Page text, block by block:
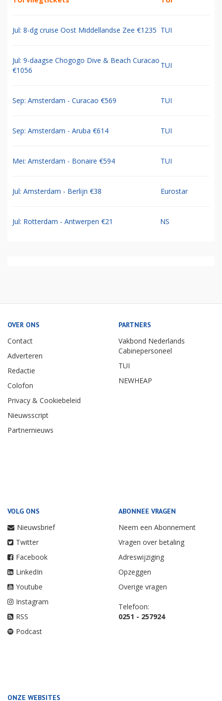
Jul: 8-dg cruise Oost Middellandse Zee €1235 TUI
Jul: 9-daagse Chogogo Dive & Beach Curacao
€1056
TUI
Sep: Amsterdam - Curacao €569 TUI
Sep: Amsterdam - Aruba €614 TUI
Mei: Amsterdam - Bonaire €594 TUI
Jul: Amsterdam - Berlijn €38 Eurostar
Jul: Rotterdam - Antwerpen €21 NS
OVER ONS
Contact
Adverteren
Redactie
Colofon
Privacy & Cookiebeleid
Nieuwsscript
Partnernieuws
PARTNERS
Vakbond Nederlands
Cabinepersoneel
TUI
NEWHEAP
VOLG ONS
Nieuwsbrief
Twitter
Facebook
LinkedIn
Youtube
Instagram
RSS
Podcast
ABONNEE VRAGEN
Neem een Abonnement
Vragen over betaling
Adreswijziging
Opzeggen
Overige vragen
Telefoon:
0251 - 257924
ONZE WEBSITES